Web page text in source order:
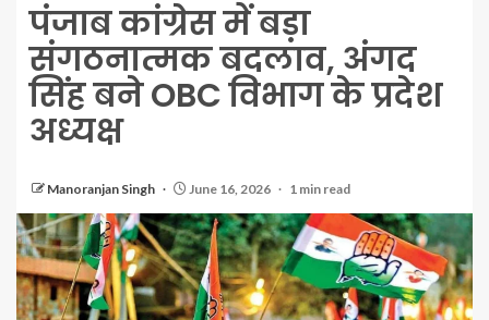
पंजाब कांग्रेस में बड़ा
संगठनात्मक बदलाव, अंगद
सिंह बने OBC विभाग के प्रदेश
अध्यक्ष
Manoranjan Singh June 16, 2026 1 min read